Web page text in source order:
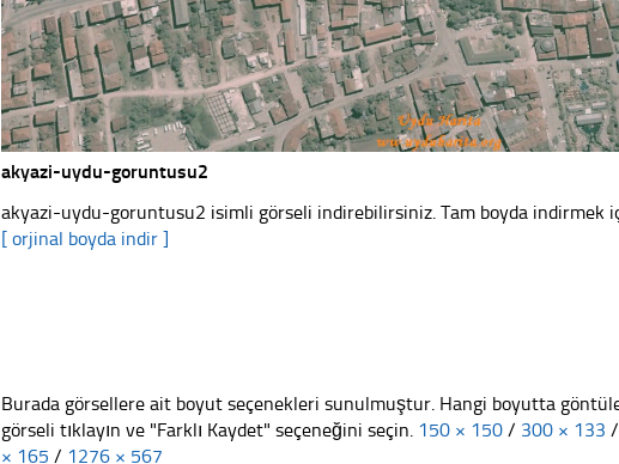
akyazi-uydu-goruntusu2
akyazi-uydu-goruntusu2 isimli görseli indirebilirsiniz. Tam boyda indirmek
[ orjinal boyda indir ]
Burada görsellere ait boyut seçenekleri sunulmuştur. Hangi boyutta
görseli tıklayın ve "Farklı Kaydet" seçeneğini seçin. 150 × 150 / 300 × 133 /
× 165 / 1276 × 567